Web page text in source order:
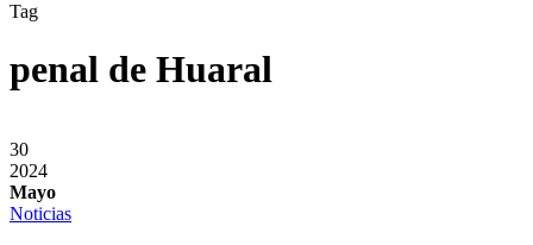
Tag
penal de Huaral
30
2024
Mayo
Noticias